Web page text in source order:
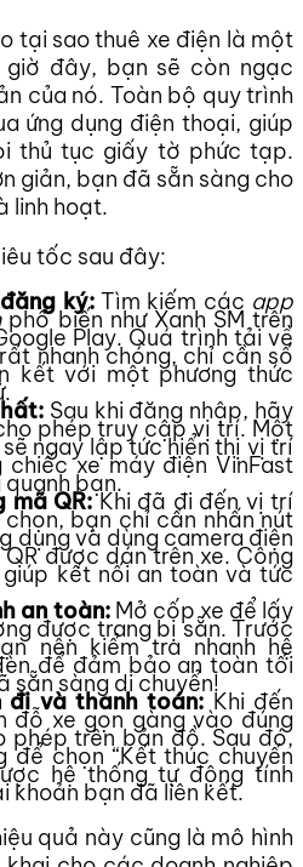
tại sao thuê xe điện là một
đây, bạn sẽ còn ngạc
của nó. Toàn bộ quy trình
ứng dụng điện thoại, giúp
thủ tục giấy tờ phức tạp.
giản, bạn đã sẵn sàng cho
linh hoạt.
tốc sau đây:
ký:Tìm kiếm các app
phổ biến như Xanh SM trên
Play. Quá trình tải về
nhanh chóng, chỉ cần số
kết với một phương thức
Sau khi đăng nhập, hãy
phép truy cập vị trí. Một
ngay lập tức hiển thị vị trí
xe máy điện VinFast
bạn.
mã QR:Khi đã đi đến vị trí
bạn chỉ cần nhấn nút
dụng và dùng camera điện
được dán trên xe. Công
kết nối an toàn và tức
an toàn:Mở cốp xe để lấy
được trang bị sẵn. Trước
nên kiểm tra nhanh hệ
để đảm bảo an toàn tối
sẵn sàng di chuyển!
đi và thanh toán: Khi đến
đỗ xe gọn gàng vào đúng
phép trên bản đồ. Sau đó,
để chọn “Kết thúc chuyến
hệ thống tự động tính
khoản bạn đã liên kết.
quả này cũng là mô hình